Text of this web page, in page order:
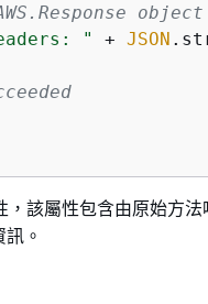
" + JSON
，該屬性包含由原始方法
。